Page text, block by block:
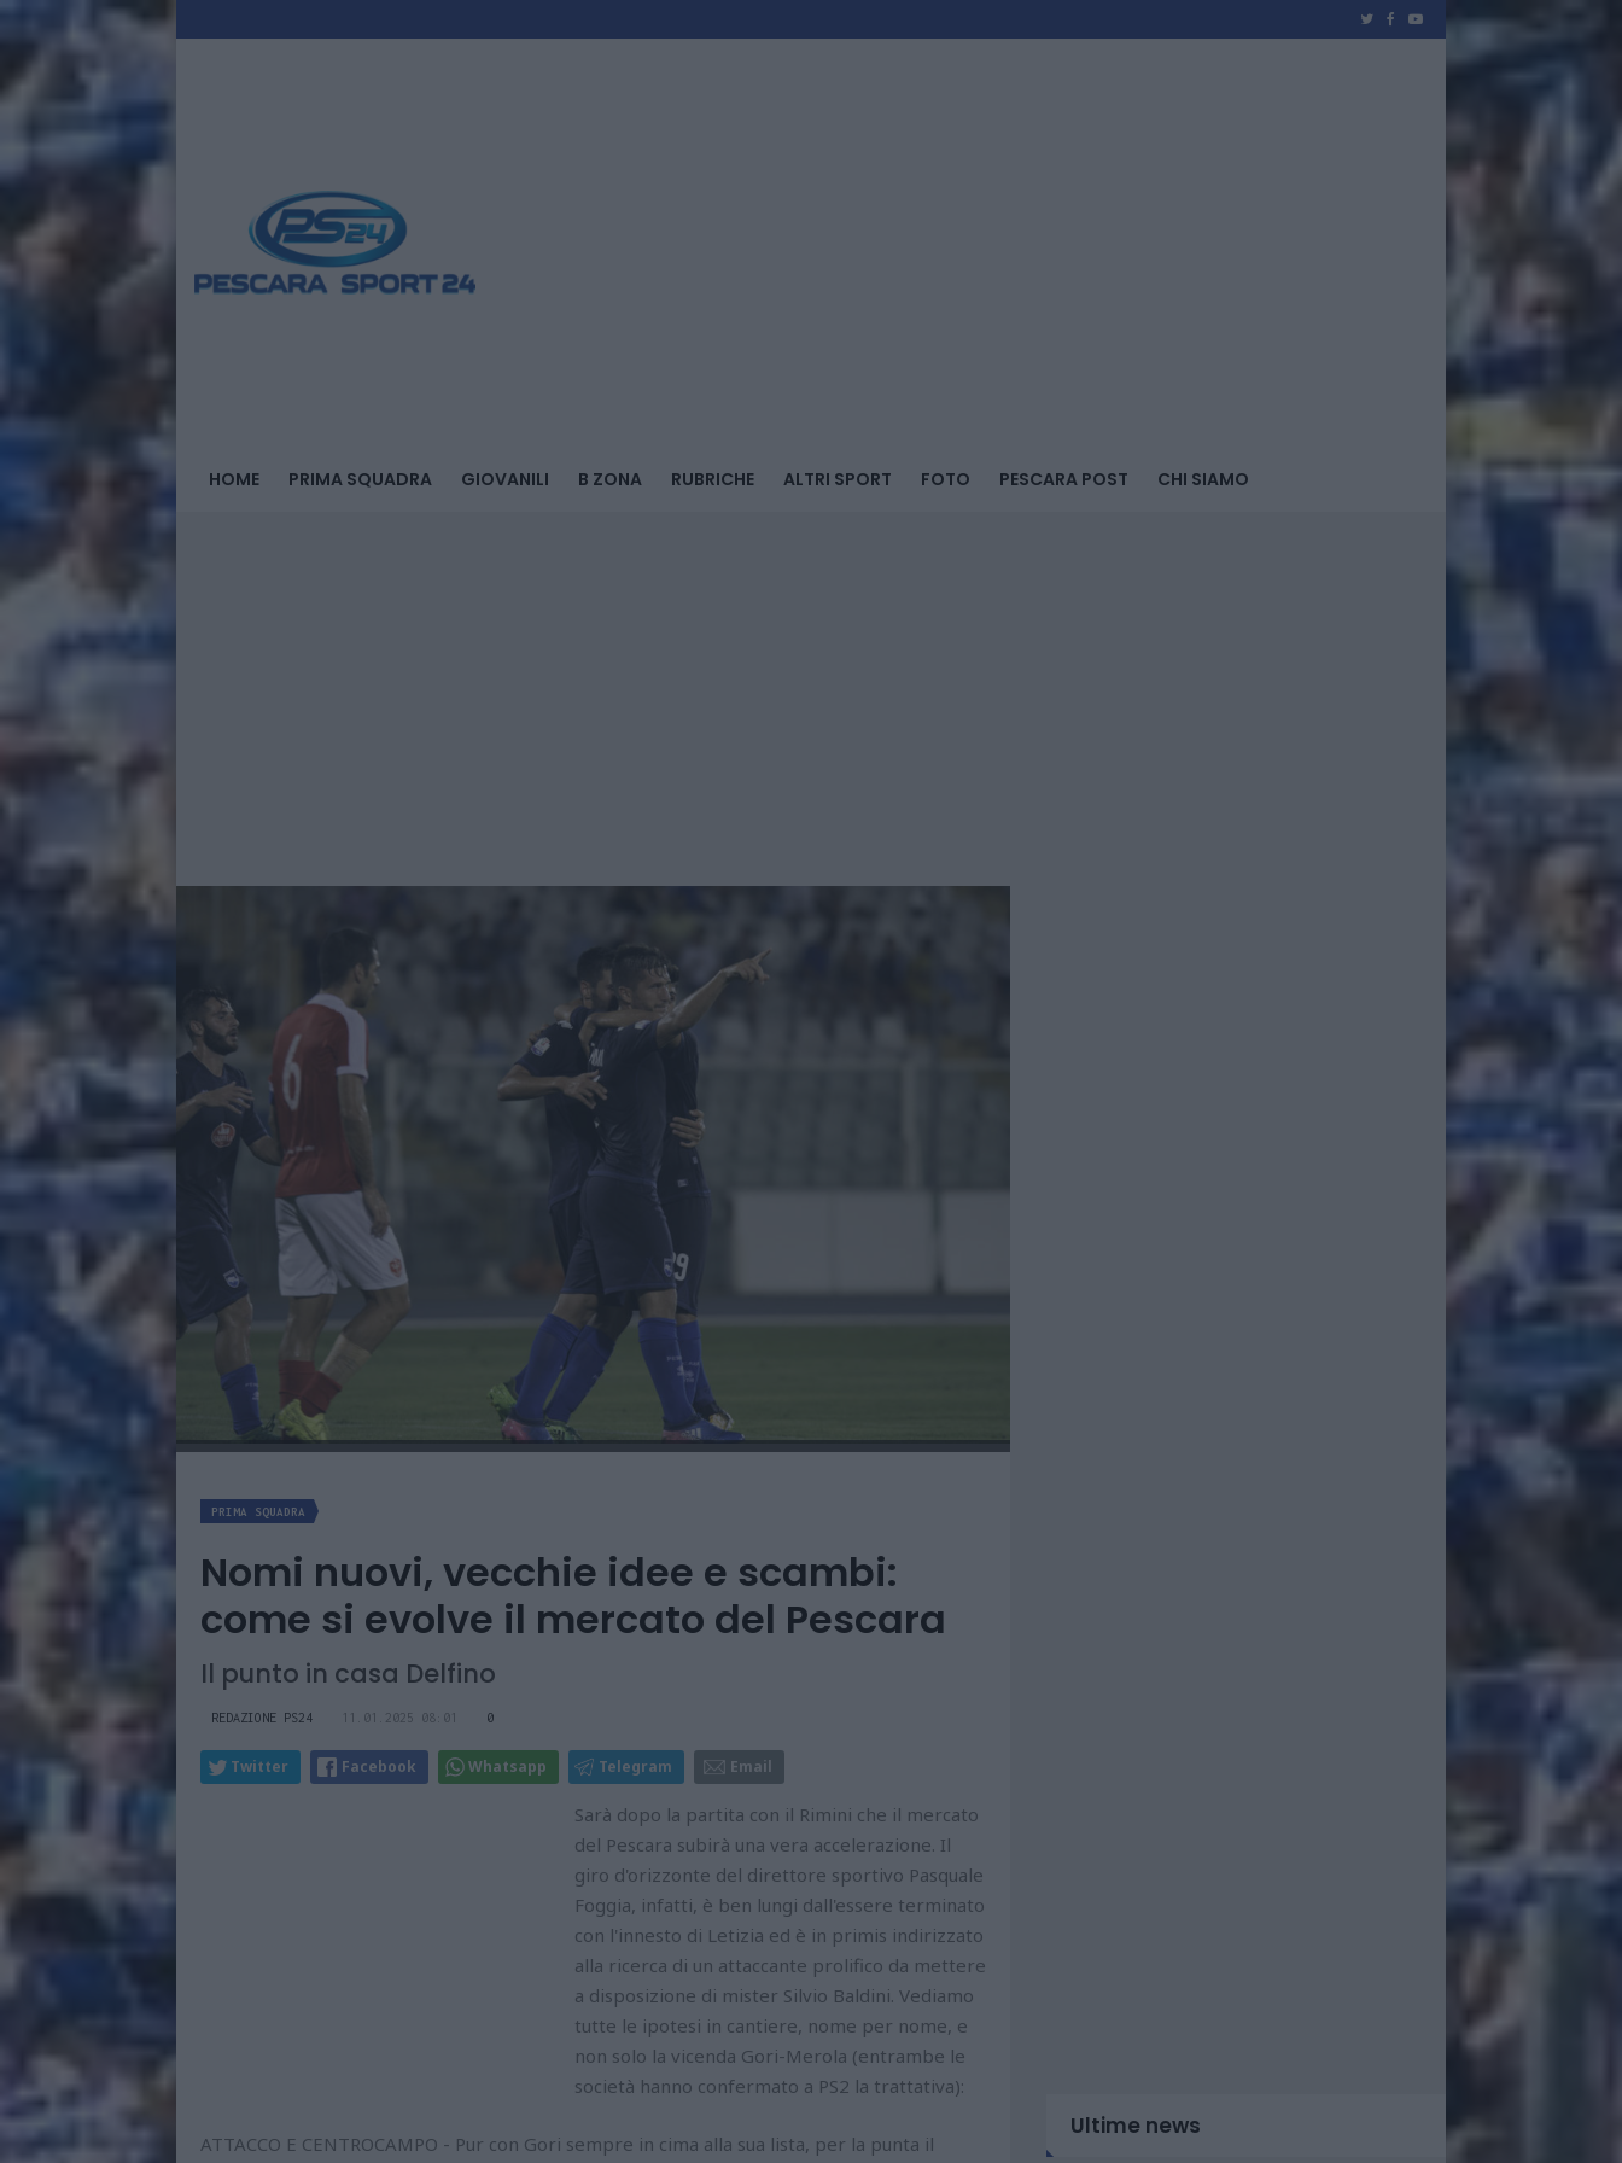
HOME PRIMA SQUADRA GIOVANILI B ZONA RUBRICHE ALTRI SPORT FOTO PESCARA POST CHI SIAMO
PRIMA SQUADRA
Nomi nuovi, vecchie idee e scambi:
come si evolve il mercato del Pescara
Il punto in casa Delfino
REDAZIONE PS24 11.01.2025 08:01 0
Twitter Facebook Whatsapp Telegram Email
Sarà dopo la partita con il Rimini che il mercato
del Pescara subirà una vera accelerazione. Il
giro d'orizzonte del direttore sportivo Pasquale
Foggia, infatti, è ben lungi dall'essere terminato
con l'innesto di Letizia ed è in primis indirizzato
alla ricerca di un attaccante prolifico da mettere
a disposizione di mister Silvio Baldini. Vediamo
tutte le ipotesi in cantiere, nome per nome, e
non solo la vicenda Gori-Merola (entrambe le
società hanno confermato a PS2 la trattativa):
ATTACCO E CENTROCAMPO - Pur con Gori sempre in cima alla sua lista, per la punta il
Ultime news